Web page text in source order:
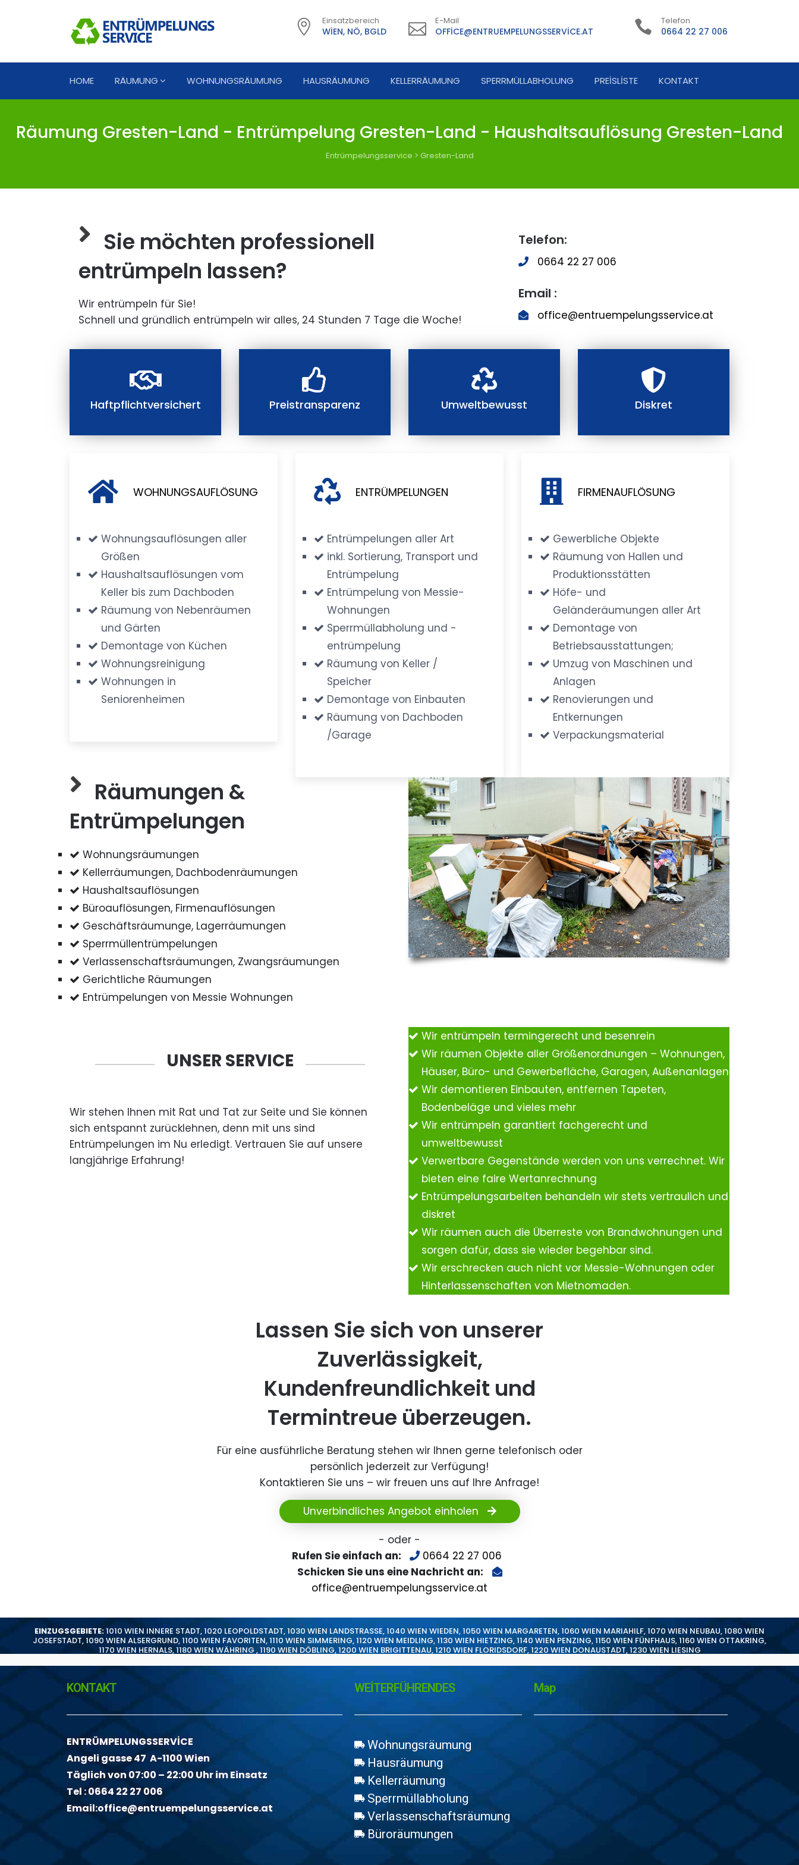
Einsatzbereich
WIEN, NÖ, BGLD
E-Mail
OFFICE@ENTRUEMPELUNGSSERVICE.AT
Telefon
0664 22 27 006
HOME RÄUMUNG WOHNUNGSRÄUMUNG HAUSRÄUMUNG KELLERRÄUMUNG SPERRMÜLLABHOLUNG PREISLISTE KONTAKT
Räumung Gresten-Land - Entrümpelung Gresten-Land - Haushaltsauflösung Gresten-Land
Entrümpelungsservice > Gresten-Land
Sie möchten professionell
entrümpeln lassen?
Wir entrümpeln für Sie!
Schnell und gründlich entrümpeln wir alles, 24 Stunden 7 Tage die Woche!
Telefon:
0664 22 27 006
Email :
office@entruempelungsservice.at
Haftpflichtversichert Preistransparenz Umweltbewusst Diskret
WOHNUNGSAUFLÖSUNG
Wohnungsauflösungen aller
Größen
Haushaltsauflösungen vom
Keller bis zum Dachboden
Räumung von Nebenräumen
und Gärten
Demontage von Küchen
Wohnungsreinigung
Wohnungen in
Seniorenheimen
ENTRÜMPELUNGEN
Entrümpelungen aller Art
inkl. Sortierung, Transport und
Entrümpelung
Entrümpelung von Messie-
Wohnungen
Sperrmüllabholung und -
entrümpelung
Räumung von Keller /
Speicher
Demontage von Einbauten
Räumung von Dachboden
/Garage
FIRMENAUFLÖSUNG
Gewerbliche Objekte
Räumung von Hallen und
Produktionsstätten
Höfe- und
Geländeräumungen aller Art
Demontage von
Betriebsausstattungen;
Umzug von Maschinen und
Anlagen
Renovierungen und
Entkernungen
Verpackungsmaterial
Räumungen &
Entrümpelungen
Wohnungsräumungen
Kellerräumungen, Dachbodenräumungen
Haushaltsauflösungen
Büroauflösungen, Firmenauflösungen
Geschäftsräumunge, Lagerräumungen
Sperrmüllentrümpelungen
Verlassenschaftsräumungen, Zwangsräumungen
Gerichtliche Räumungen
Entrümpelungen von Messie Wohnungen
UNSER SERVICE
Wir stehen Ihnen mit Rat und Tat zur Seite und Sie können
sich entspannt zurücklehnen, denn mit uns sind
Entrümpelungen im Nu erledigt. Vertrauen Sie auf unsere
langjährige Erfahrung!
Wir entrümpeln termingerecht und besenrein
Wir räumen Objekte aller Größenordnungen – Wohnungen,
Häuser, Büro- und Gewerbefläche, Garagen, Außenanlagen
Wir demontieren Einbauten, entfernen Tapeten,
Bodenbeläge und vieles mehr
Wir entrümpeln garantiert fachgerecht und
umweltbewusst
Verwertbare Gegenstände werden von uns verrechnet. Wir
bieten eine faire Wertanrechnung
Entrümpelungsarbeiten behandeln wir stets vertraulich und
diskret
Wir räumen auch die Überreste von Brandwohnungen und
sorgen dafür, dass sie wieder begehbar sind.
Wir erschrecken auch nicht vor Messie-Wohnungen oder
Hinterlassenschaften von Mietnomaden.
Lassen Sie sich von unserer
Zuverlässigkeit,
Kundenfreundlichkeit und
Termintreue überzeugen.
Für eine ausführliche Beratung stehen wir Ihnen gerne telefonisch oder
persönlich jederzeit zur Verfügung!
Kontaktieren Sie uns – wir freuen uns auf Ihre Anfrage!
Unverbindliches Angebot einholen
- oder -
Rufen Sie einfach an:
0664 22 27 006
Schicken Sie uns eine Nachricht an:
office@entruempelungsservice.at
EINZUGSGEBIETE:1010 WIEN INNERE STADT,1020 LEOPOLDSTADT,1030 WIEN LANDSTRASSE,1040 WIEN WIEDEN,1050 WIEN MARGARETEN,1060 WIEN MARIAHILF,1070 WIEN NEUBAU,1080 WIEN
JOSEFSTADT,1090 WIEN ALSERGRUND,1100 WIEN FAVORITEN,1110 WIEN SIMMERING,1120 WIEN MEIDLING,1130 WIEN HIETZING,1140 WIEN PENZING,1150 WIEN FÜNFHAUS,1160 WIEN OTTAKRING,
1170 WIEN HERNALS,1180 WIEN WÄHRING ,1190 WIEN DÖBLING,1200 WIEN BRIGITTENAU,1210 WIEN FLORIDSDORF,1220 WIEN DONAUSTADT,1230 WIEN LIESING
KONTAKT
ENTRÜMPELUNGSSERVİCE
Angeli gasse 47 A-1100 Wien
Täglich von 07:00 – 22:00 Uhr im Einsatz
Tel :0664 22 27 006
Email:office@entruempelungsservice.at
WEİTERFÜHRENDES
Wohnungsräumung
Hausräumung
Kellerräumung
Sperrmüllabholung
Verlassenschaftsräumung
Büroräumungen
Map